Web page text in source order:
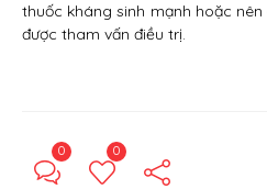
thuốc kháng sinh mạnh hoặc
được tham vấn điều trị.
0 0